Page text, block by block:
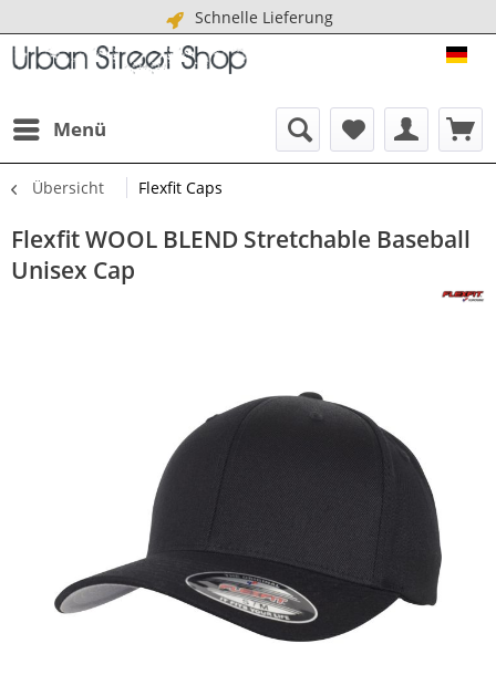
Schnelle Lieferung
Menü
Übersicht Flexfit Caps
Flexfit WOOL BLEND Stretchable Baseball
Unisex Cap